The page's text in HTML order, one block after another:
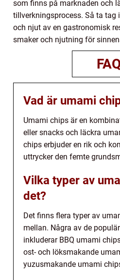
som finns på marknaden och
tillverkningsprocess. Så ta tag
och njut av en gastronomisk
smaker och njutning för
Vad är umami
Umami chips är en
eller snacks och läckra
chips erbjuder en rik och
uttrycker den femte
Vilka typer av
det?
Det finns flera typer av
mellan. Några av de
inkluderar BBQ umami
ost- och löksmakande
yuzusmakande umami